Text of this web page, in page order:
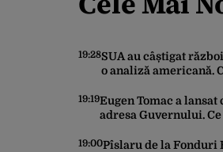
19:28SUA au câștigat
o analiză americană.
securitate din
19:19Eugen Tomac a
adresa Guvernului.
la bugetul de stat
19:00Pîslaru de la Fonduri